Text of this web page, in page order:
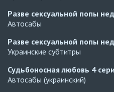
Разве сексуальной попы
Автосабы
Разве сексуальной попы
Украинские субтитры
Судьбоносная любовь 4
Автосабы (украинский)